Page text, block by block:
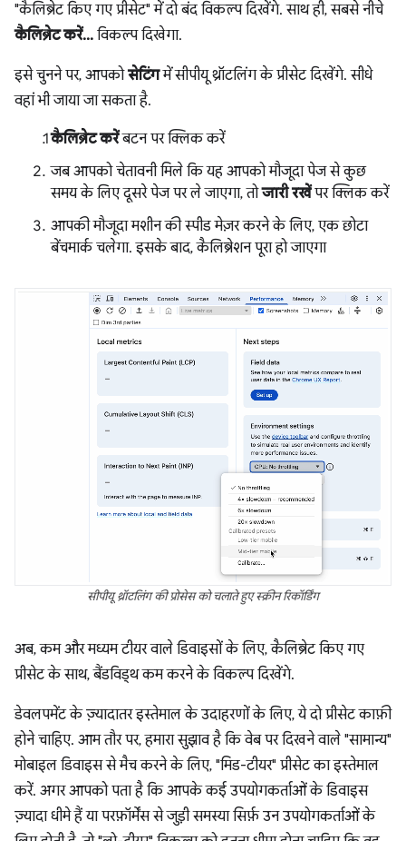
"कैलिब्रेट किए गए प्रीसेट" में दो बंद विकल्प दिखेंगे. साथ ही, सबसे नीचे
कैलिब्रेट करें… विकल्प दिखेगा.
इसे चुनने पर, आपकोसेटिंगमें सीपीयू थ्रॉटलिंग के प्रीसेट दिखेंगे. सीधे
वहां भी जाया जा सकता है.
कैलिब्रेट करेंबटन पर क्लिक करें
जब आपको चेतावनी मिले कि यह आपको मौजूदा पेज से कुछ
समय के लिए दूसरे पेज पर ले जाएगा, तोजारी रखेंपर क्लिक करें
आपकी मौजूदा मशीन की स्पीड मेज़र करने के लिए, एक छोटा
बेंचमार्क चलेगा. इसके बाद, कैलिब्रेशन पूरा हो जाएगा
सीपीयू थ्रॉटलिंग की प्रोसेस को चलाते हुए स्क्रीन रिकॉर्डिंग
अब, कम और मध्यम टीयर वाले डिवाइसों के लिए, कैलिब्रेट किए गए
प्रीसेट के साथ, बैंडविड्थ कम करने के विकल्प दिखेंगे.
डेवलपमेंट के ज़्यादातर इस्तेमाल के उदाहरणों के लिए, ये दो प्रीसेट काफ़ी
होने चाहिए. आम तौर पर, हमारा सुझाव है कि वेब पर दिखने वाले "सामान्य"
मोबाइल डिवाइस से मैच करने के लिए, "मिड-टीयर" प्रीसेट का इस्तेमाल
करें. अगर आपको पता है कि आपके कई उपयोगकर्ताओं के डिवाइस
ज़्यादा धीमे हैं या परफ़ॉर्मेंस से जुड़ी समस्या सिर्फ़ उन उपयोगकर्ताओं के